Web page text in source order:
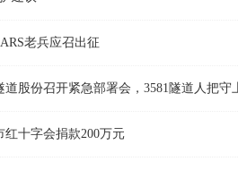
老兵应召出征
股份召开紧急部署会，3581隧道人把守
十字会捐款200万元